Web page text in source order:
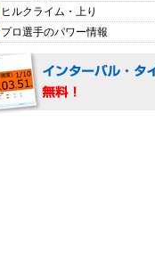
ヒルクライム・上り
プロ選手のパワー情報